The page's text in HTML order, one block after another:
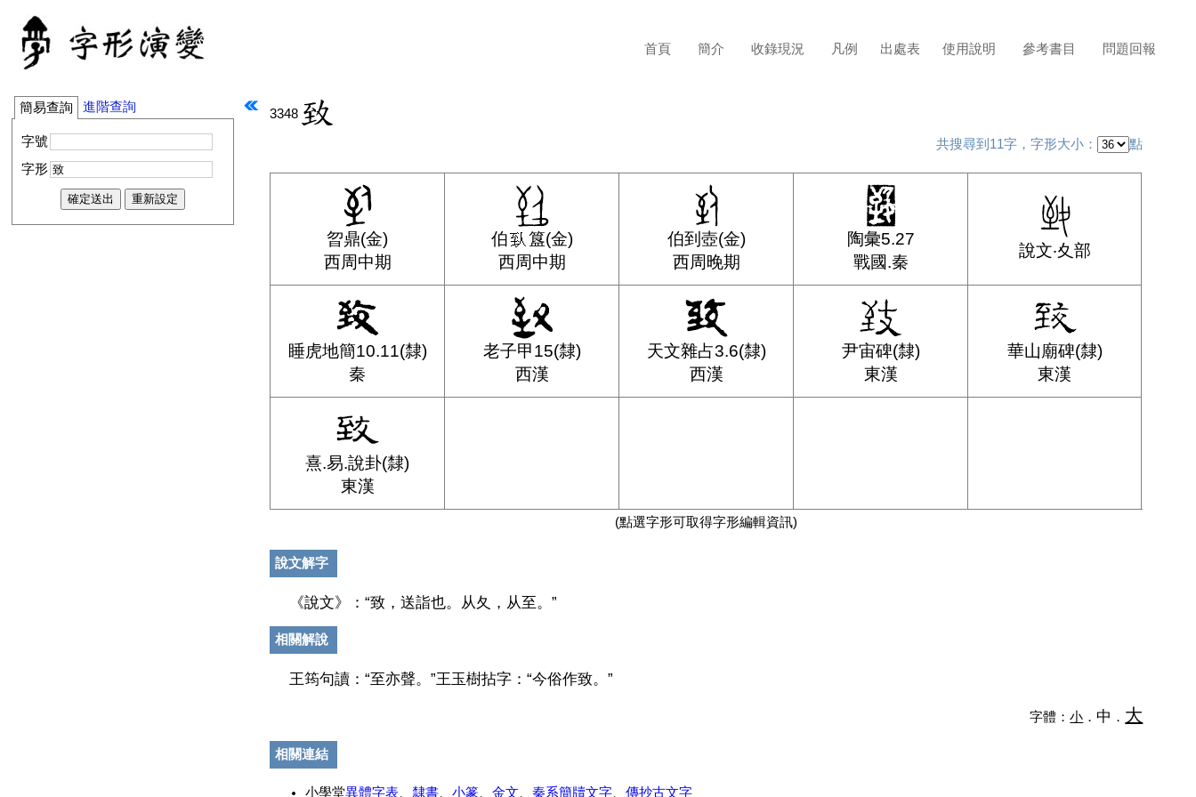
首頁 簡介 收錄現況 凡例 出處表 使用說明 參考書目 問題回報
簡易查詢 進階查詢
字號
字形
3348
共搜尋到11字，字形大小： 點
曶鼎(金)
西周中期
伯
簋(金)
西周中期
伯到壺(金)
西周晚期
陶彙5.27
戰國.秦
說文‧夊部
睡虎地簡10.11(隸)
秦
老子甲15(隸)
西漢
天文雜占3.6(隸)
西漢
尹宙碑(隸)
東漢
華山廟碑(隸)
東漢
熹.易.說卦(隸)
東漢
(點選字形可取得字形編輯資訊)
說文解字
《說文》：“致，送詣也。从夂，从至。”
相關解說
王筠句讀：“至亦聲。”王玉樹拈字：“今俗作致。”
字體：小 ． 中 ． 大
相關連結
小學堂異體字表 隸書 小篆 金文 秦系簡牘文字
傳抄古文字